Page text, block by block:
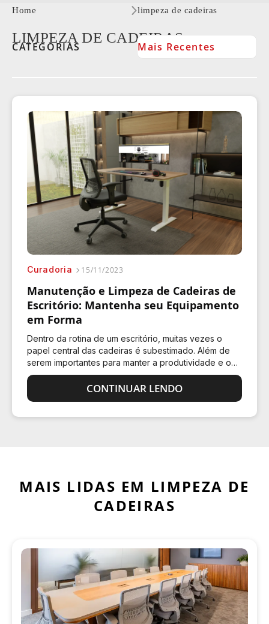
Home limpeza de cadeiras
LIMPEZA DE CADEIRAS
Curadoria 15/11/2023
Manutenção e Limpeza de Cadeiras de
Escritório: Mantenha seu Equipamento
em Forma
Dentro da rotina de um escritório, muitas vezes o
papel central das cadeiras é subestimado. Além de
serem importantes para manter a produtividade e o
conforto de cada um, elas também são responsáveis
por contribuir com…CONTINUAR LENDO
MAIS LIDAS EM LIMPEZA DE
CADEIRAS